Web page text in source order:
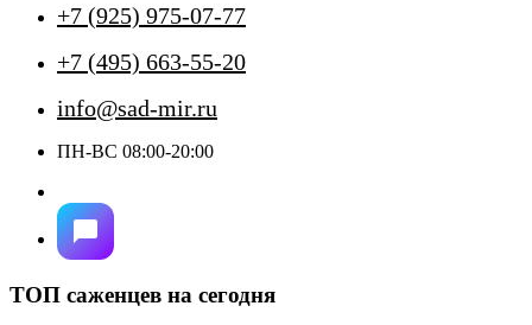
+7 (925) 975-07-77
+7 (495) 663-55-20
info@sad-mir.ru
ПН-ВС 08:00-20:00
ТОП саженцев на сегодня